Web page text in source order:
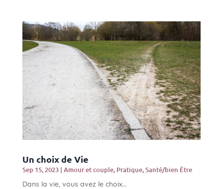
Un choix de Vie
Sep 15, 2023| Amour et couple, Pratique,Santé/bien Être
Dans la vie, vous avez le choix…